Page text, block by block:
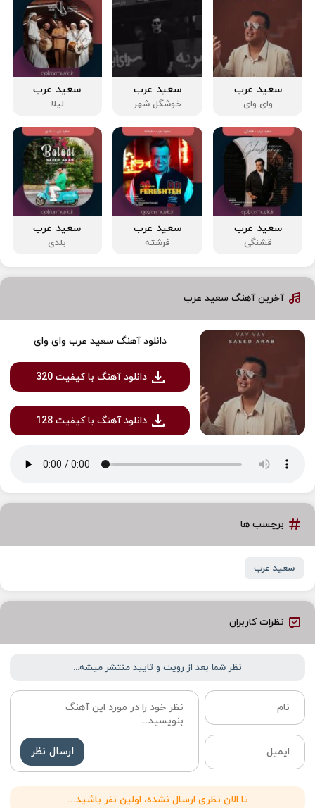
سعید عرب
وای وای
سعید عرب
خوشگل شهر
سعید عرب
لیلا
سعید عرب
قشنگی
سعید عرب
فرشته
سعید عرب
بلدی
آخرین آهنگ سعید عرب
دانلود آهنگ سعید عرب وای وای
دانلود آهنگ با کیفیت 320
دانلود آهنگ با کیفیت 128
برچسب ها
سعید عرب
نظرات کاربران
نظر شما بعد از رویت و تایید منتشر میشه...
ارسال نظر
تا الان نظری ارسال نشده، اولین نفر باشید...